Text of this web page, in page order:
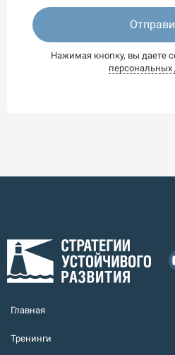
Нажимая кнопку, вы даете
Главная
Тренинги